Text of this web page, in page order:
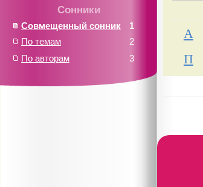
А
П
Сонники
1
Совмещенный сонник
2
По темам
3
По авторам